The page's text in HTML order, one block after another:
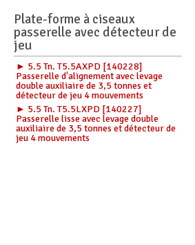
Plate-forme à ciseaux
passerelle avec détecteur de
jeu
► 5.5 Tn. T5.5AXPD [140228]
Passerelle d'alignement avec levage
double auxiliaire de 3,5 tonnes et
détecteur de jeu 4 mouvements
► 5.5 Tn. T5.5LXPD [140227]
Passerelle lisse avec levage double
auxiliaire de 3,5 tonnes et détecteur de
jeu 4 mouvements